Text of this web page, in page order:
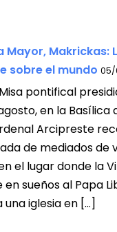
Mayor, Makrickas:
sobre el mundo 05/
pontifical
en la Basílica
Arcipreste
de mediados de
el lugar donde la
sueños al Papa
iglesia en […]